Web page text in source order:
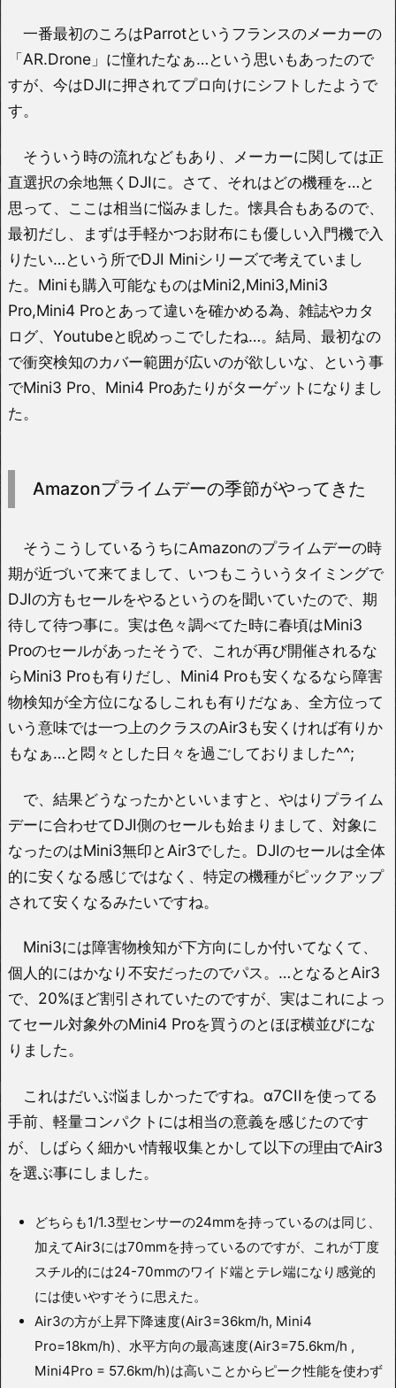
一番最初のころはParrotというフランスのメーカーの
「AR.Drone」に憧れたなぁ…という思いもあったので
すが、今はDJIに押されてプロ向けにシフトしたようで
す。
そういう時の流れなどもあり、メーカーに関しては正
直選択の余地無くDJIに。さて、それはどの機種を…と
思って、ここは相当に悩みました。懐具合もあるので、
最初だし、まずは手軽かつお財布にも優しい入門機で入
りたい…という所でDJI Miniシリーズで考えていまし
た。Miniも購入可能なものはMini2,Mini3,Mini3
Pro,Mini4 Proとあって違いを確かめる為、雑誌やカタ
ログ、Youtubeと睨めっこでしたね…。結局、最初なの
で衝突検知のカバー範囲が広いのが欲しいな、という事
でMini3 Pro、Mini4 Proあたりがターゲットになりまし
た。
Amazonプライムデーの季節がやってきた
そうこうしているうちにAmazonのプライムデーの時
期が近づいて来てまして、いつもこういうタイミングで
DJIの方もセールをやるというのを聞いていたので、期
待して待つ事に。実は色々調べてた時に春頃はMini3
Proのセールがあったそうで、これが再び開催されるな
らMini3 Proも有りだし、Mini4 Proも安くなるなら障害
物検知が全方位になるしこれも有りだなぁ、全方位って
いう意味では一つ上のクラスのAir3も安くければ有りか
もなぁ…と悶々とした日々を過ごしておりました^^;
で、結果どうなったかといいますと、やはりプライム
デーに合わせてDJI側のセールも始まりまして、対象に
なったのはMini3無印とAir3でした。DJIのセールは全体
的に安くなる感じではなく、特定の機種がピックアップ
されて安くなるみたいですね。
Mini3には障害物検知が下方向にしか付いてなくて、
個人的にはかなり不安だったのでパス。…となるとAir3
で、20%ほど割引されていたのですが、実はこれによっ
てセール対象外のMini4 Proを買うのとほぼ横並びにな
りました。
これはだいぶ悩ましかったですね。α7CIIを使ってる
手前、軽量コンパクトには相当の意義を感じたのです
が、しばらく細かい情報収集とかして以下の理由でAir3
を選ぶ事にしました。
どちらも1/1.3型センサーの24mmを持っているのは同じ、
加えてAir3には70mmを持っているのですが、これが丁度
スチル的には24-70mmのワイド端とテレ端になり感覚的
には使いやすそうに思えた。
Air3の方が上昇下降速度(Air3=36km/h, Mini4
Pro=18km/h)、水平方向の最高速度(Air3=75.6km/h ,
Mini4Pro = 57.6km/h)は高いことからピーク性能を使わず